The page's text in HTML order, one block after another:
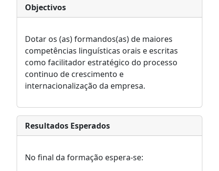
Objectivos
Dotar os (as) formandos(as) de maiores
competências linguísticas orais e escritas
como facilitador estratégico do processo
continuo de crescimento e
internacionalização da empresa.
Resultados Esperados
No final da formação espera-se: